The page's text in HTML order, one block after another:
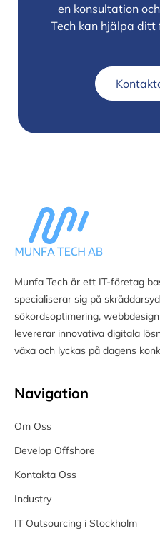
en konsultation
Tech kan hjälpa
Munfa Tech är ett IT-företag
specialiserar sig på
sökordsoptimering,
levererar innovativa digitala
växa och lyckas på dagens
Navigation
Om Oss
Develop Offshore
Kontakta Oss
Industry
IT Outsourcing i Stockholm